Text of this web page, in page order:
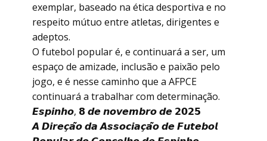
exemplar, baseado na ética desportiva e no
respeito mútuo entre atletas, dirigentes e
adeptos.
O futebol popular é, e continuará a ser, um
espaço de amizade, inclusão e paixão pelo
jogo, e é nesse caminho que a AFPCE
continuará a trabalhar com determinação.
𝙀𝙨𝙥𝙞𝙣𝙝𝙤, 𝟴 𝙙𝙚 𝙣𝙤𝙫𝙚𝙢𝙗𝙧𝙤 𝙙𝙚 𝟮𝟬𝟮𝟱
𝘼 𝘿𝙞𝙧𝙚𝙘̧𝙖̃𝙤 𝙙𝙖 𝘼𝙨𝙨𝙤𝙘𝙞𝙖𝙘̧𝙖̃𝙤 𝙙𝙚 𝙁𝙪𝙩𝙚𝙗𝙤𝙡